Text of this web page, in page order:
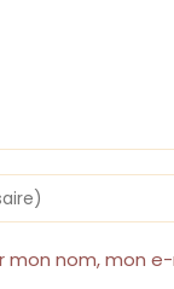
mon nom, mon